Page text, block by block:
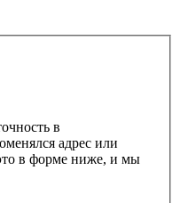
в
адрес или
в форме ниже, и мы